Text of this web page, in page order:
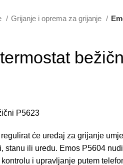
Grijanje i oprema za grijanje
P5623
će uređaj za grijanje
stanu ili uredu. Emos P5604
i upravljanje putem